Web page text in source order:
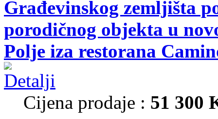
Građevinskog zemljišta
porodičnog objekta u
Polje iza restorana
Cijena prodaje : 51 300